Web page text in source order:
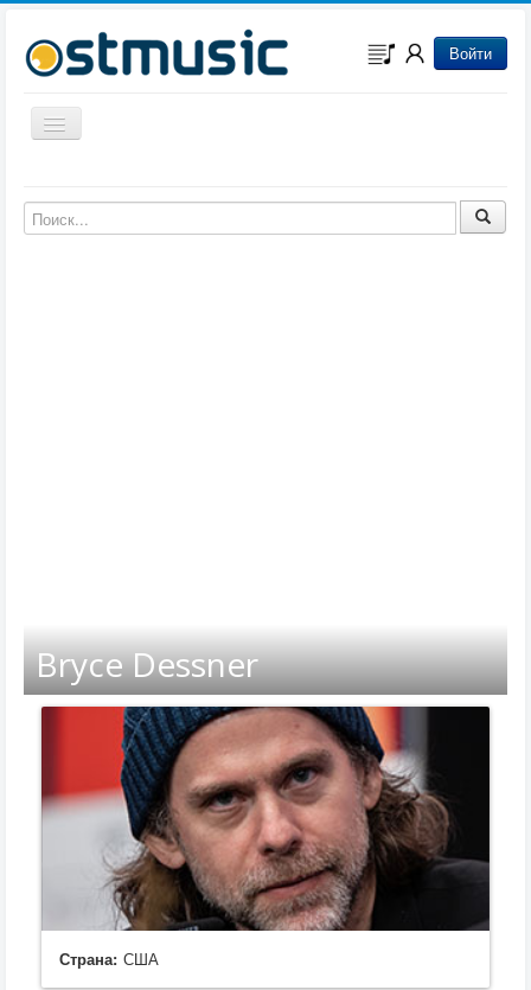
Войти
Включить/выключить навигацию
Музыка из мультфильмов
Музыка из сериалов
Bryce Dessner
Страна: США